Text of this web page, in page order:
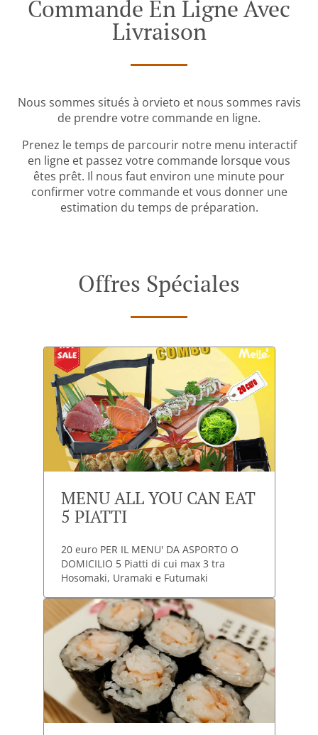
Commande En Ligne Avec
Livraison
Nous sommes situés à orvieto et nous sommes ravis
de prendre votre commande en ligne.
Prenez le temps de parcourir notre menu interactif
en ligne et passez votre commande lorsque vous
êtes prêt. Il nous faut environ une minute pour
confirmer votre commande et vous donner une
estimation du temps de préparation.
Offres Spéciales
MENU ALL YOU CAN EAT
5 PIATTI
20 euro PER IL MENU' DA ASPORTO O
DOMICILIO 5 Piatti di cui max 3 tra
Hosomaki, Uramaki e Futumaki